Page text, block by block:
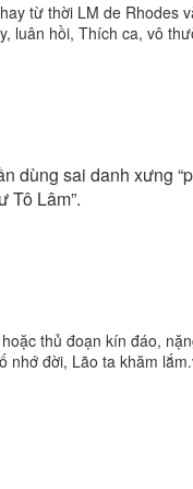
từ thời LM de Rhodes
luân hồi, Thích ca, vô
sai danh xưng
Tô Lâm”.
thủ đoạn kín đáo,
nhớ đời, Lão ta khăm